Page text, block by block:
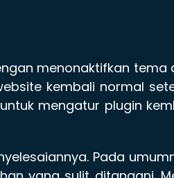
menonaktifkan tema
kembali normal
mengatur plugin
Pada